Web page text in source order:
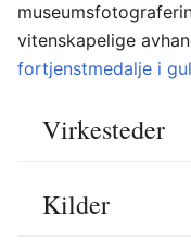
vitenskapelige
fortjenstmedalje i
Virkesteder
Kilder